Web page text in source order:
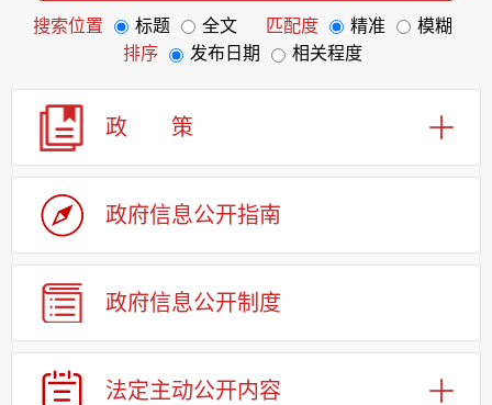
搜索位置 标题 全文 匹配度 精准
模糊
排序
发布日期 相关程度
政 策
政府信息公开指南
政府信息公开制度
法定主动公开内容